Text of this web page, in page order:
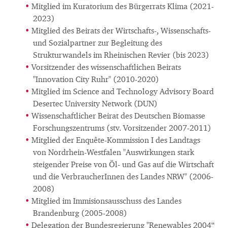
Mitglied im Kuratorium des Bürgerrats Klima (2021-
2023)
Mitglied des Beirats der Wirtschafts-, Wissenschafts-
und Sozialpartner zur Begleitung des
Strukturwandels im Rheinischen Revier (bis 2023)
Vorsitzender des wissenschaftlichen Beirats
"Innovation City Ruhr" (2010-2020)
Mitglied im Science and Technology Advisory Board
Desertec University Network (DUN)
Wissenschaftlicher Beirat des Deutschen Biomasse
Forschungszentrums (stv. Vorsitzender 2007-2011)
Mitglied der Enquête-Kommission I des Landtags
von Nordrhein-Westfalen "Auswirkungen stark
steigender Preise von Öl- und Gas auf die Wirtschaft
und die VerbraucherInnen des Landes NRW" (2006-
2008)
Mitglied im Immisionsausschuss des Landes
Brandenburg (2005-2008)
Delegation der Bundesregierung "Renewables 2004“